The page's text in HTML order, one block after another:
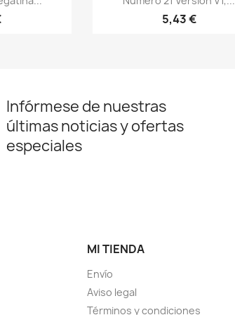
5,43 €
Infórmese de nuestras
últimas noticias y ofertas
especiales
MI TIENDA
Envío
Aviso legal
Términos y condiciones